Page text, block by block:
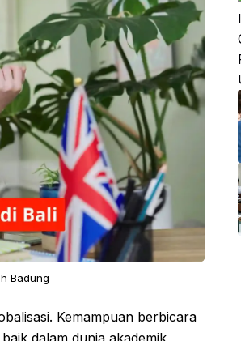
Badung
Kemampuan berbicara
dalam dunia akademik,